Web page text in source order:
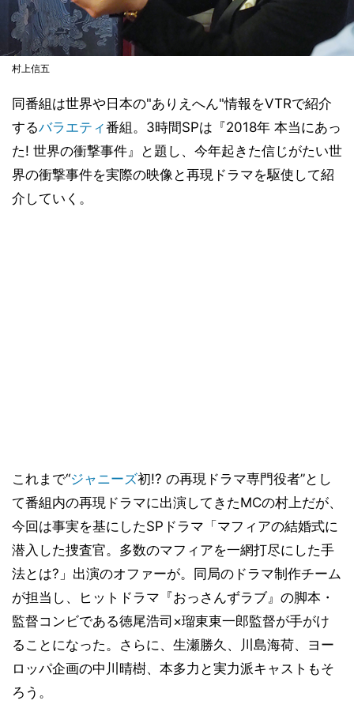
村上信五
同番組は世界や日本の"ありえへん"情報をVTRで紹介
するバラエティ番組。3時間SPは『2018年 本当にあっ
た! 世界の衝撃事件』と題し、今年起きた信じがたい世
界の衝撃事件を実際の映像と再現ドラマを駆使して紹
介していく。
これまで“ジャニーズ初!? の再現ドラマ専門役者”とし
て番組内の再現ドラマに出演してきたMCの村上だが、
今回は事実を基にしたSPドラマ「マフィアの結婚式に
潜入した捜査官。多数のマフィアを一網打尽にした手
法とは?」出演のオファーが。同局のドラマ制作チーム
が担当し、ヒットドラマ『おっさんずラブ』の脚本・
監督コンビである徳尾浩司×瑠東東一郎監督が手がけ
ることになった。さらに、生瀬勝久、川島海荷、ヨー
ロッパ企画の中川晴樹、本多力と実力派キャストもそ
ろう。